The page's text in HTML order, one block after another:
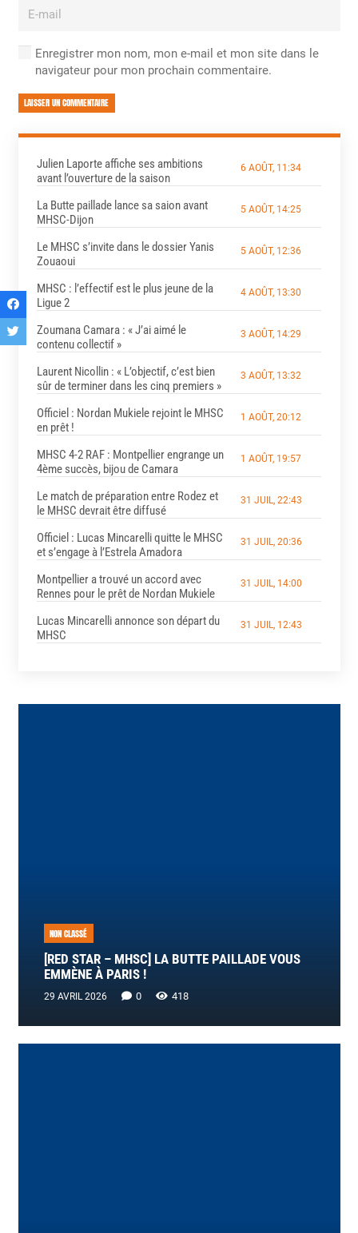
Enregistrer mon nom, mon e-mail et mon site dans le
navigateur pour mon prochain commentaire.
LAISSER UN COMMENTAIRE
Julien Laporte affiche ses ambitions
avant l’ouverture de la saison
6 AOÛT, 11:34
La Butte paillade lance sa saion avant
MHSC-Dijon
5 AOÛT, 14:25
Le MHSC s’invite dans le dossier Yanis
Zouaoui
5 AOÛT, 12:36
MHSC : l’effectif est le plus jeune de la
Ligue 2
4 AOÛT, 13:30
Zoumana Camara : « J’ai aimé le
contenu collectif »
3 AOÛT, 14:29
Laurent Nicollin : « L’objectif, c’est bien
sûr de terminer dans les cinq premiers »
3 AOÛT, 13:32
Officiel : Nordan Mukiele rejoint le MHSC
en prêt !
1 AOÛT, 20:12
MHSC 4-2 RAF : Montpellier engrange un
4ème succès, bijou de Camara
1 AOÛT, 19:57
Le match de préparation entre Rodez et
le MHSC devrait être diffusé
31 JUIL, 22:43
Officiel : Lucas Mincarelli quitte le MHSC
et s’engage à l’Estrela Amadora
31 JUIL, 20:36
Montpellier a trouvé un accord avec
Rennes pour le prêt de Nordan Mukiele
31 JUIL, 14:00
Lucas Mincarelli annonce son départ du
MHSC
31 JUIL, 12:43
NON CLASSÉ
[RED STAR – MHSC] LA BUTTE PAILLADE VOUS
EMMÈNE À PARIS !
29 AVRIL 2026 0 418